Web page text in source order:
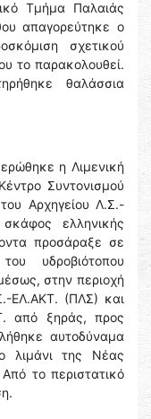
Τμήμα Παλαιάς
απαγορεύτηκε ο
σχετικού
το παρακολουθεί.
θαλάσσια
η Λιμενική
Συντονισμού
Αρχηγείου Λ.Σ.-
ελληνικής
προσάραξε σε
υδροβιότοπου
στην περιοχή
ΕΛ.ΑΚΤ. (ΠΛΣ) και
από ξηράς, προς
αυτοδύναμα
λιμάνι της Νέας
το περιστατικό